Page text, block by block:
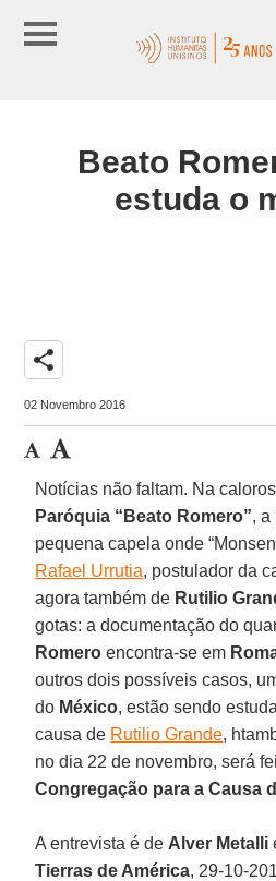
Beato
estuda o
share
02 Novembro 2016
Notícias não faltam. Na
Paróquia “Beato Romero”, a
pequena capela onde
Rafael Urrutia, postulador da
agora também de Rutilio
gotas: a documentação do
Romero encontra-se em
outros dois possíveis casos,
do México, estão sendo
causa de Rutilio Grande,
no dia 22 de novembro, será
Congregação para a Causa
A entrevista é de Alver Metalli
Tierras de América, 29-10-